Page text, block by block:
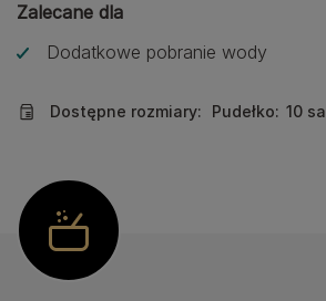
Zalecane dla
Dodatkowe pobranie wody
Dostępne rozmiary: Pudełko: 10